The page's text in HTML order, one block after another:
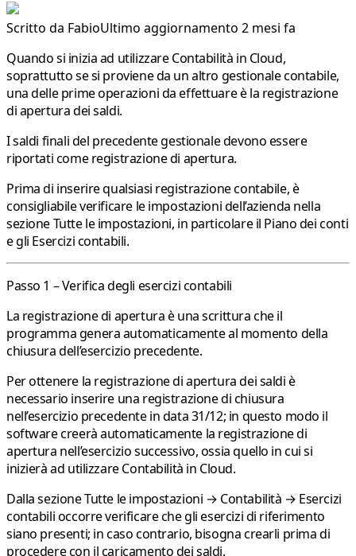
Scritto da FabioUltimo aggiornamento 2 mesi fa
Quando si inizia ad utilizzare Contabilità in Cloud,
soprattutto se si proviene da un altro gestionale contabile,
una delle prime operazioni da effettuare è la registrazione
di apertura dei saldi.
I saldi finali del precedente gestionale devono essere
riportati come registrazione di apertura.
Prima di inserire qualsiasi registrazione contabile, è
consigliabile verificare le impostazioni dell’azienda nella
sezioneTutte le impostazioni, in particolare il Piano dei conti
e gli Esercizi contabili.
Passo 1 – Verifica degli esercizi contabili
La registrazione di apertura è una scrittura che il
programma genera automaticamente al momento della
chiusura dell’esercizio precedente.
Per ottenere la registrazione di apertura dei saldi è
necessario inserire una registrazione di chiusura
nell’esercizio precedente in data 31/12; in questo modo il
software creerà automaticamente la registrazione di
apertura nell’esercizio successivo, ossia quello in cui si
inizierà ad utilizzare Contabilità in Cloud.
Dalla sezioneTutte le impostazioni → Contabilità → Esercizi
contabilioccorre verificare che gli esercizi di riferimento
siano presenti; in caso contrario, bisogna crearli prima di
procedere con il caricamento dei saldi.